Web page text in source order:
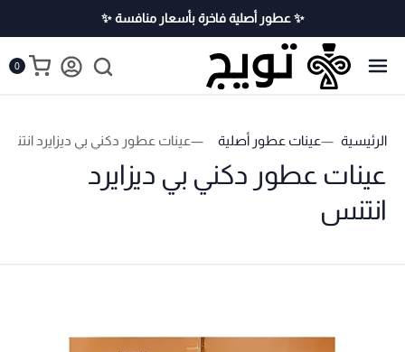
✨ عطور أصلية فاخرة بأسعار منافسة ✨
0
الرئيسية عينات عطور أصلية عينات عطور دكني بي ديزايرد انتنس
عينات عطور دكني بي ديزايرد
انتنس